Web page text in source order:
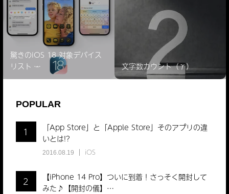
驚きのiOS 18 対象デバイス
リスト ̵…
文字数カウント（γ）
POPULAR
1
「App Store」と「Apple Store」そのアプリの違
いとは!?
2016.08.19 iOS
2
【iPhone 14 Pro】ついに到着！さっそく開封して
みた♪【開封の儀】…